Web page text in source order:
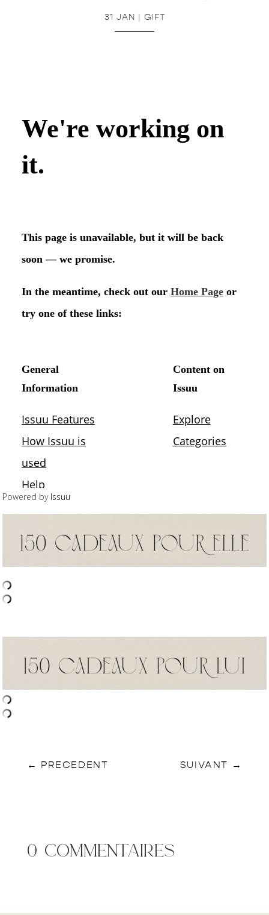
31 JAN | GIFT
Powered by Issuu
← PRECEDENT SUIVANT →
0 commentaires